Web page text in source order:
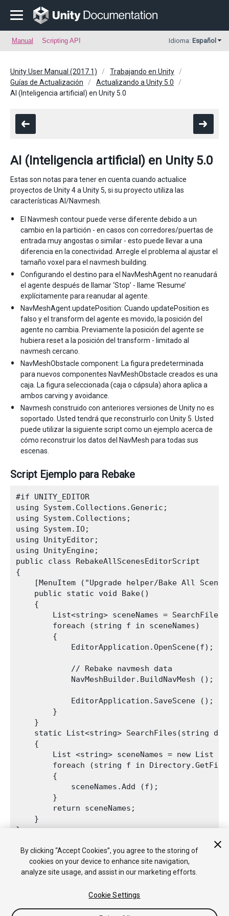
Manual Scripting API Idioma: Español
Unity User Manual (2017.1)
Trabajando en Unity
Guías de Actualización
Actualizando a Unity 5.0
AI (Inteligencia artificial) en Unity 5.0
AI (Inteligencia artificial) en Unity 5.0
Estas son notas para tener en cuenta cuando actualice
proyectos de Unity 4 a Unity 5, si su proyecto utiliza las
características AI/Navmesh.
El Navmesh contour puede verse diferente debido a un
cambio en la partición - en casos con corredores/puertas de
entrada muy angostas o similar - esto puede llevar a una
diferencia en la conectividad. Arregle el problema al ajustar el
tamaño voxel para el navmesh building.
Configurando el destino para el NavMeshAgent no reanudará
el agente después de llamar ‘Stop’ - llame ‘Resume’
explícitamente para reanudar al agente.
NavMeshAgent.updatePosition: Cuando updatePosition es
falso y el transform del agente es movido, la posición del
agente no cambia. Previamente la posición del agente se
hubiera reset a la posición del transform - limitado al
navmesh cercano.
NavMeshObstacle component: La figura predeterminada
para nuevos componentes NavMeshObstacle creados es una
caja. La figura seleccionada (caja o cápsula) ahora aplica a
ambos carving y avoidance.
Navmesh construido con anteriores versiones de Unity no es
soportado. Usted tendrá que reconstruirlo con Unity 5. Usted
puede utilizar la siguiente script como un ejemplo acerca de
cómo reconstruir los datos del NavMesh para todas sus
escenas.
Script Ejemplo para Rebake
#if UNITY_EDITOR
using System.Collections.Generic;
using System.Collections;
using System.IO;
using UnityEditor;
using UnityEngine;
public class RebakeAllScenesEditorScript
{
[MenuItem ("Upgrade helper/Bake All
    public static void Bake()
    {
List<string> sceneNames = SearchFiles
        foreach (string f in sceneNames)
        {
            EditorApplication.OpenScene(f);
            // Rebake navmesh data
            NavMeshBuilder.BuildNavMesh ();
            EditorApplication.SaveScene ();
        }
    }
static List<string> SearchFiles(string
    {
List <string> sceneNames = new List
foreach (string f in
        {
            sceneNames.Add (f);
        }
        return sceneNames;
    }
}
By clicking “Accept Cookies”, you agree to the storing of
cookies on your device to enhance site navigation,
analyze site usage, and assist in our marketing efforts.
Cookie Settings